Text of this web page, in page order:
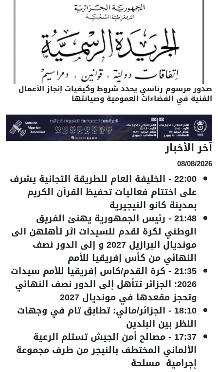
صدور مرسوم رئاسي يحدد شروط وكيفيات إنجاز الأعمال
الفنية في الفضاءات العمومية وصيانتها
آخر الأخبار
08/08/2026
22:00
- الخليفة العام للطريقة التجانية يشرف
على اختتام فعاليات تحفيظ القرآن الكريم
بمدينة كانو النيجيرية
21:48
- رئيس الجمهورية يهنئ الفريق
الوطني لكرة لقدم للسيدات اثر تأهلهن الى
مونديال البرازيل 2027 و إلى الدور نصف
النهائي من كأس إفريقيا للأمم
21:35
-كرة القدم/كاس إفريقيا للأمم سيدات
2026: الجزائر تتأهل إلى الدور نصف النهائي
وتحجز مقعدها في مونديال 2027
18:10
- الجزائر/مالي: تطابق تام في وجهات
النظر بين البلدين
17:37
-مصالح أمن الجيش تستلم الرعية
الألماني المختطف بالنيجر من طرف مجموعة
إجرامية مسلحة